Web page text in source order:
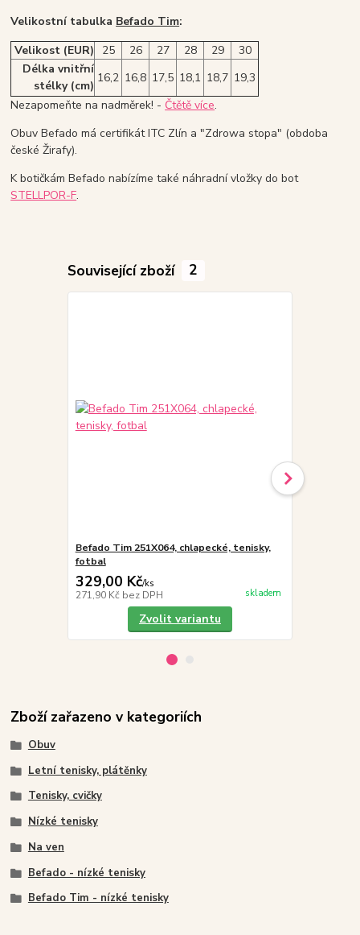
Velikostní tabulka Befado Tim:
Velikost (EUR)
25 26 27 28 29
30
Délka vnitřní
stélky (cm)
16,2 16,8 17,5 18,1 18,7 19,3
Nezapomeňte na nadměrek! - Čtětě více.
Obuv Befado má certifikát ITC Zlín a "Zdrowa stopa" (obdoba
české Žirafy).
K botičkám Befado nabízíme také náhradní vložky do bot
STELLPOR-F.
Související zboží 2
Befado Tim 251X064, chlapecké, tenisky,
fotbal
329,00 Kč/ks
271,90 Kč bez DPH skladem
Zvolit variantu
Zboží zařazeno v kategoriích
Obuv
Letní tenisky, plátěnky
Tenisky, cvičky
Nízké tenisky
Na ven
Befado - nízké tenisky
Befado Tim - nízké tenisky